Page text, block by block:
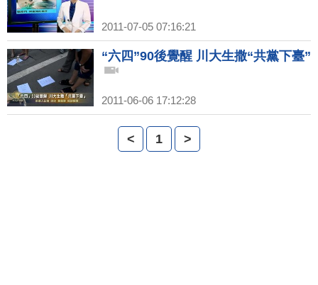
2011-07-05 07:16:21
“六四”90後覺醒 川大生撒“共黨下臺”
2011-06-06 17:12:28
< 1 >